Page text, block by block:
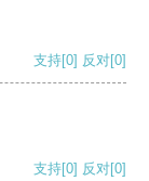
支持[0] 反对[0]
支持[0] 反对[0]